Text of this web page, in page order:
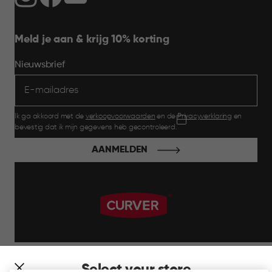
Meld je aan & krijg 10% korting
Nieuwsbrief
Ik ga akkoord met de verkoopvoorwaarden en dePrivacyverklaring en
bevestig dat ik mijn gegevens heb gecontroleerd.
AANMELDEN